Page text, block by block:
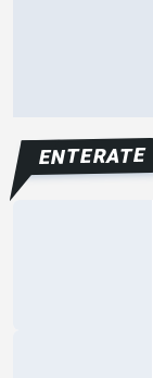
ENTERATE